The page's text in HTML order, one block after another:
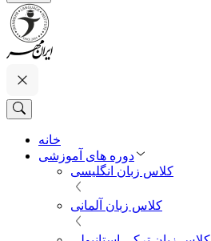
خانه
دوره های آموزشی
کلاس زبان انگلیسی
کلاس زبان آلمانی